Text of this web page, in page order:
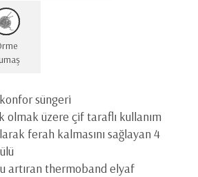
süngeri
olmak üzere çif taraflı kullanım
ferah kalmasını sağlayan 4
artıran thermoband elyaf